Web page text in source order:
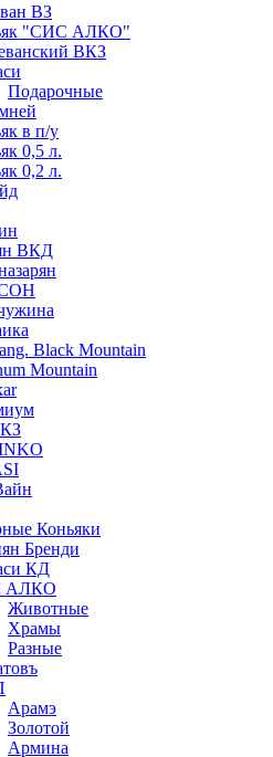
ВЗ
"СИС АЛКО"
ВКЗ
Подарочные
в п/у
0,5 л.
0,2 л.
ВКД
Black Mountain
Mountain
Коньяки
Бренди
КД
АЛКО
Животные
Храмы
Разные
Арамэ
Золотой
Армина